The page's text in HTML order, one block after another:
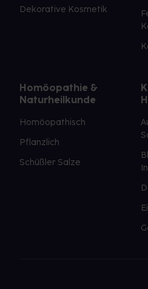
Dekorative Kosmetik
Homöopathie &
Naturheilkunde
Homöopathisch
Pflanzlich
Schüßler Salze